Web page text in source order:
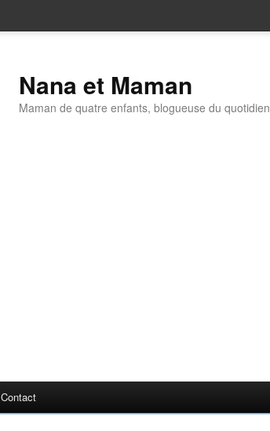
Nana et Maman
Maman de quatre enfants, blogueuse du
Contact